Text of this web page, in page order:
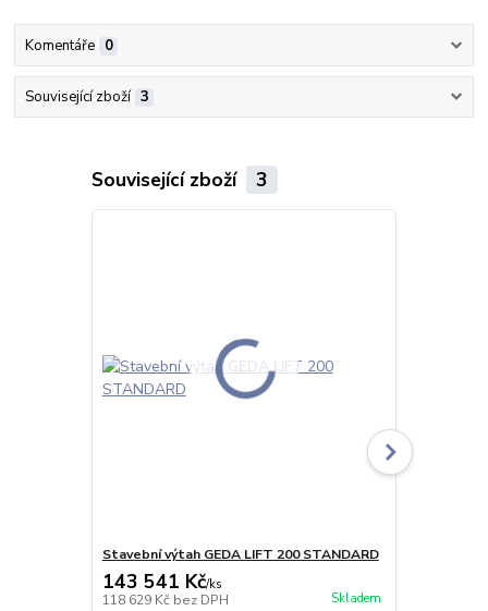
Komentáře 0
Související zboží 3
Související zboží 3
Stavební výtah GEDA LIFT 200 STANDARD
143 541 Kč/ks
118 629 Kč bez DPH Skladem